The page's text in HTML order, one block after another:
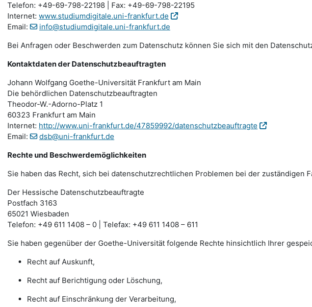
Telefon: +49-69-798-22198 | Fax: +49-69-798-22195
Internet: www.studiumdigitale.uni-frankfurt.de
Email:
info@studiumdigitale.uni-frankfurt.de
Bei Anfragen oder Beschwerden zum Datenschutz können Sie sich mit den
Kontaktdaten der Datenschutzbeauftragten
Johann Wolfgang Goethe-Universität Frankfurt am Main
Die behördlichen Datenschutzbeauftragten
Theodor-W.-Adorno-Platz 1
60323 Frankfurt am Main
Internet: http://www.uni-frankfurt.de/47859992/datenschutzbeauftragte
Email:
dsb@uni-frankfurt.de
Rechte und Beschwerdemöglichkeiten
Sie haben das Recht, sich bei datenschutzrechtlichen Problemen bei der zuständigen
Der Hessische Datenschutzbeauftragte
Postfach 3163
65021 Wiesbaden
Telefon: +49 611 1408 – 0 | Telefax: +49 611 1408 – 611
Sie haben gegenüber der Goethe-Universität folgende Rechte hinsichtlich Ihrer
Recht auf Auskunft,
Recht auf Berichtigung oder Löschung,
Recht auf Einschränkung der Verarbeitung,